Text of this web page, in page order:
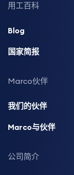
用工百科
Blog
国家简报
Marco伙伴
我们的伙伴
Marco与伙伴
公司简介